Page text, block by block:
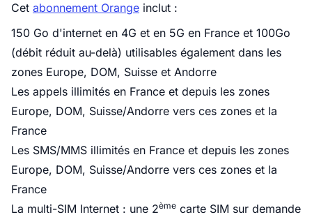
Cet abonnement Orange inclut :
150 Go d'internet en 4G et en 5G en France et 100Go
(débit réduit au-delà) utilisables également dans les
zones Europe, DOM, Suisse et Andorre
Les appels illimités en France et depuis les zones
Europe, DOM, Suisse/Andorre vers ces zones et la
France
Les SMS/MMS illimités en France et depuis les zones
Europe, DOM, Suisse/Andorre vers ces zones et la
France
La multi-SIM Internet : une 2ème carte SIM sur demande